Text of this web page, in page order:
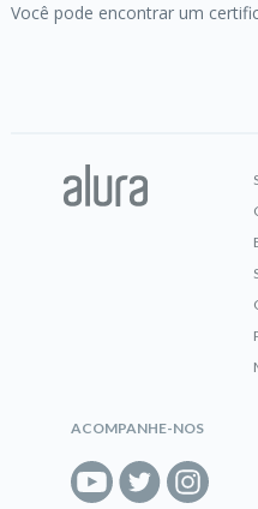
Você pode encontrar um
ACOMPANHE-NOS